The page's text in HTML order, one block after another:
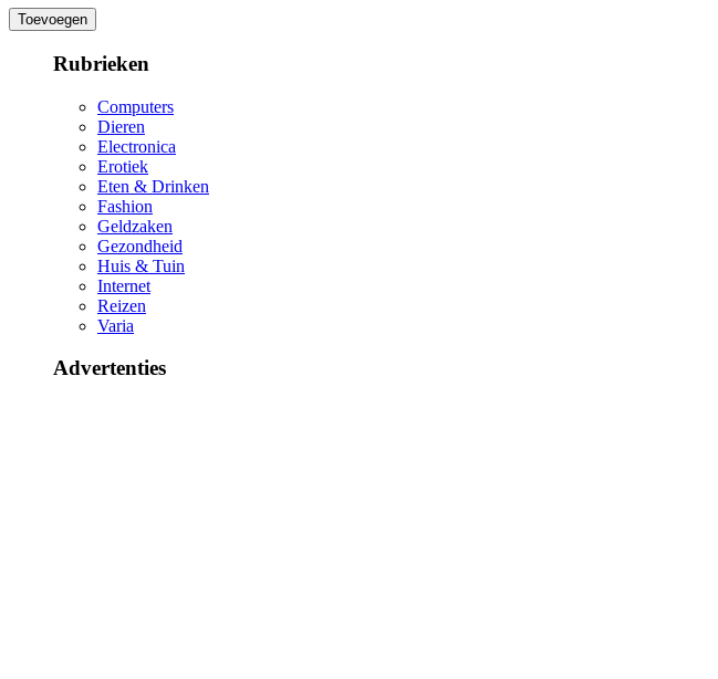
Rubrieken
Computers
Dieren
Electronica
Erotiek
Eten & Drinken
Fashion
Geldzaken
Gezondheid
Huis & Tuin
Internet
Reizen
Varia
Advertenties